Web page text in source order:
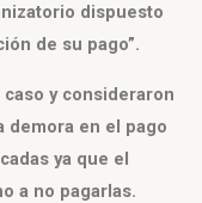
dispuesto
de su pago”.
y consideraron
demora en el pago
ya que el
a no pagarlas.